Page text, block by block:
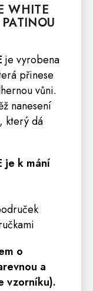
WHITE
je vyrobena
přinese
vůni.
nanesení
který dá
je k mání
o
a
vzorníku).